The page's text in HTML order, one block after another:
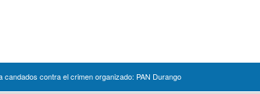
candados contra el crimen organizado: PAN Durango